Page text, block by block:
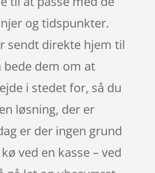
og tidspunkter.
sendt direkte hjem til
bede dem om at
i stedet for, så du
løsning, der er
er der ingen grund
ved en kasse – ved